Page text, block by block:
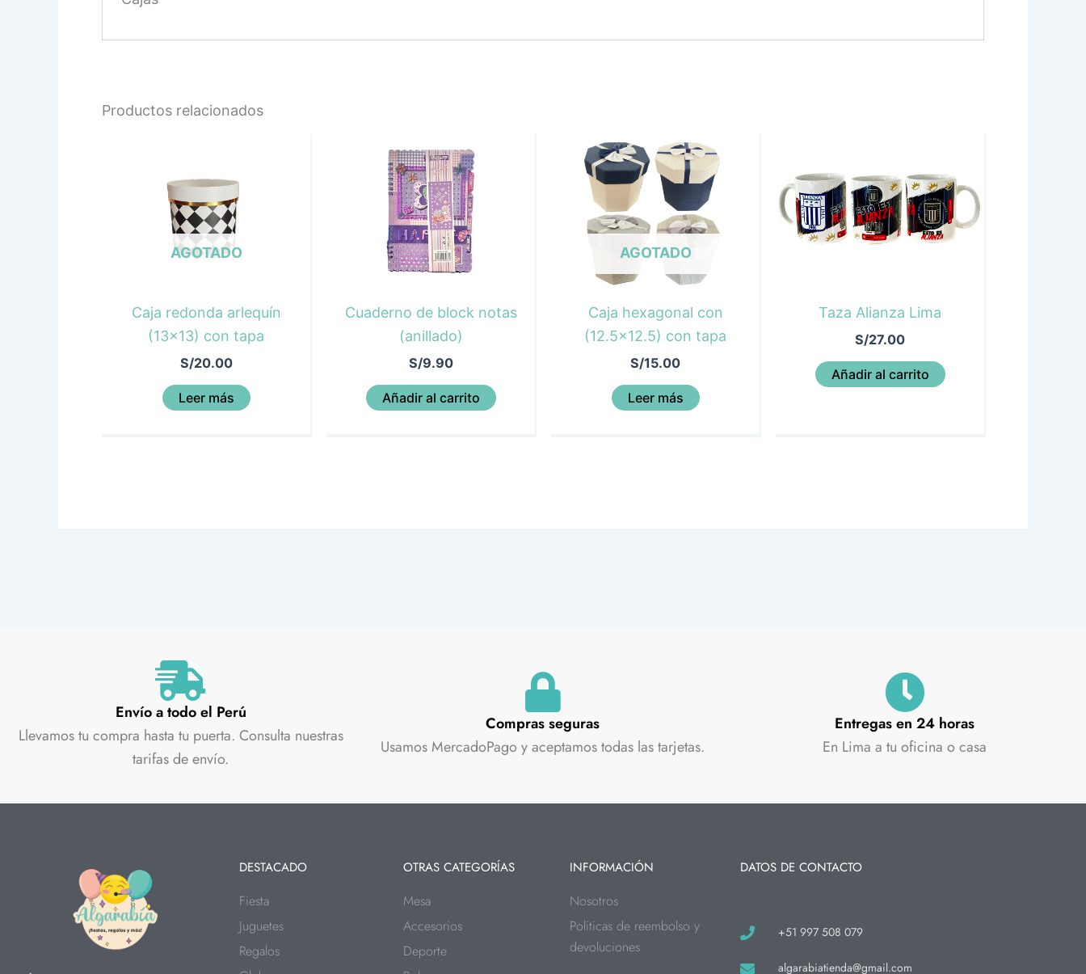
Productos relacionados
AGOTADO
Caja redonda arlequín
(13×13) con tapa
S/20.00
Leer más
Cuaderno de block notas
(anillado)
S/9.90
Añadir al carrito
AGOTADO
Caja hexagonal con
(12.5×12.5) con tapa
S/15.00
Leer más
Taza Alianza Lima
S/27.00
Añadir al carrito
Envío a todo el Perú
Llevamos tu compra hasta tu puerta. Consulta nuestras
tarifas de envío.
Compras seguras
Usamos MercadoPago y aceptamos todas las tarjetas.
Entregas en 24 horas
En Lima a tu oficina o casa
DESTACADO
Fiesta
Juguetes
Regalos
OTRAS CATEGORÍAS
Mesa
Accesorios
Deporte
INFORMACIÓN
Nosotros
Politicas de reembolso y
devoluciones
DATOS DE CONTACTO
+51 997 508 079
algarabiatienda@gmail.com